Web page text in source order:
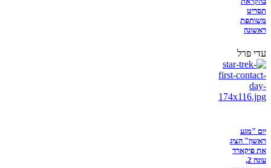
תסריט
משותפת
ראשונה
עדי פרל
יום "מגע
ראשון" הציג
את פיקארד
עונה 2,